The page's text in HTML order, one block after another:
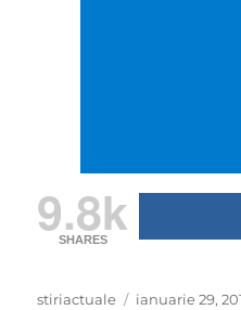
9.8k
SHARES
Author
stiriactuale
Posted
ianuarie 29,